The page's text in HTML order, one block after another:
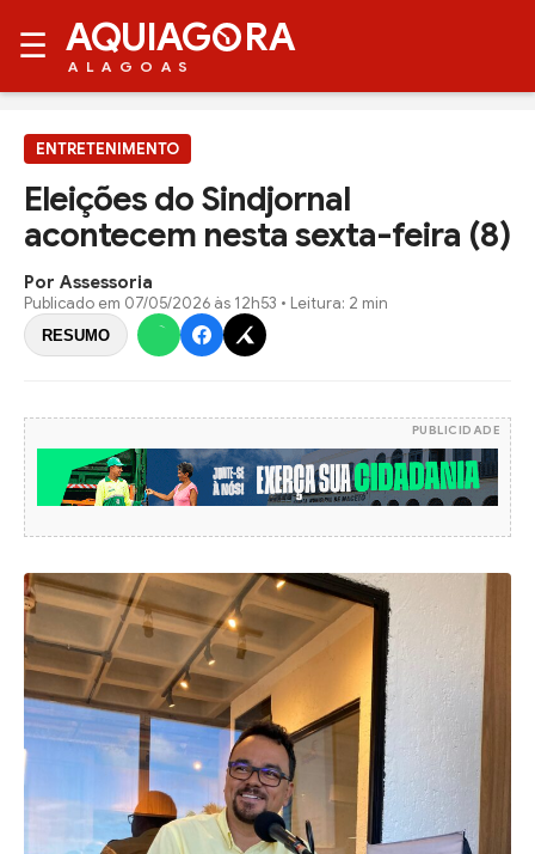
☰ AQUIAG RA
ALAGOAS
ENTRETENIMENTO
Eleições do Sindjornal
acontecem nesta sexta-feira (8)
Por Assessoria
Publicado em 07/05/2026 às 12h53 • Leitura: 2 min
RESUMO
PUBLICIDADE